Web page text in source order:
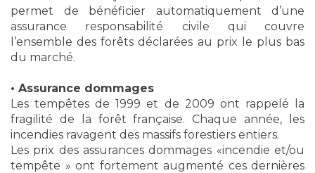
permet de bénéficier automatiquement d’une
assurance responsabilité civile qui couvre
l’ensemble des forêts déclarées au prix le plus bas
du marché.
• Assurance dommages
Les tempêtes de 1999 et de 2009 ont rappelé la
fragilité de la forêt française. Chaque année, les
incendies ravagent des massifs forestiers entiers.
Les prix des assurances dommages «incendie et/ou
tempête » ont fortement augmenté ces dernières